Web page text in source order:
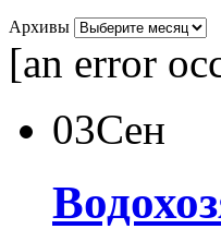
Архивы
[an error
03Сен